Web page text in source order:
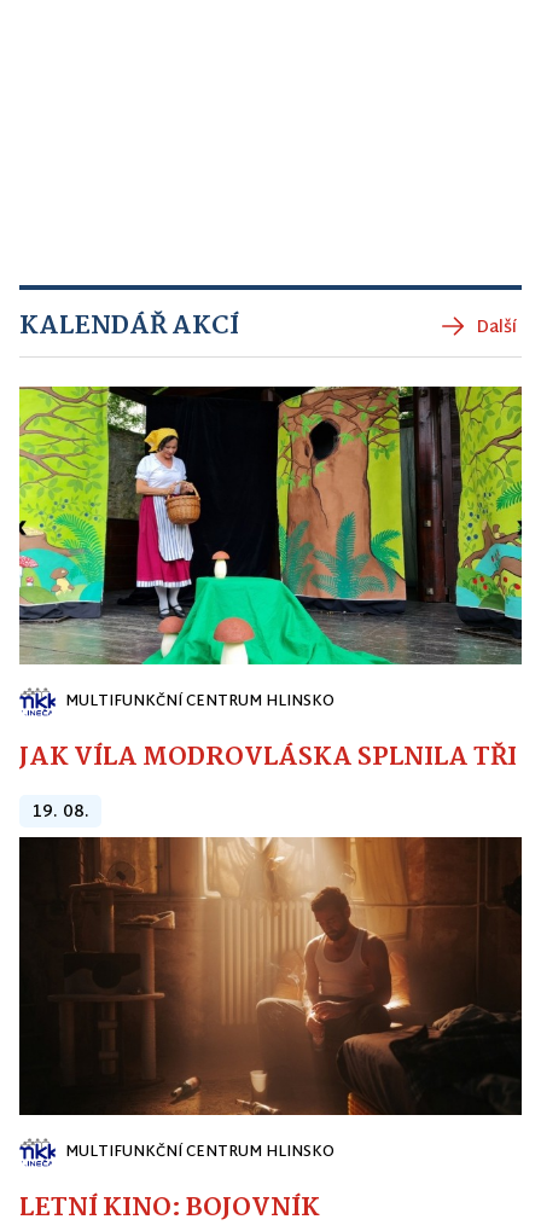
KALENDÁŘ AKCÍ Další
MULTIFUNKČNÍ CENTRUM HLINSKO
JAK VÍLA MODROVLÁSKA SPLNILA
19. 08.
MULTIFUNKČNÍ CENTRUM HLINSKO
LETNÍ KINO: BOJOVNÍK